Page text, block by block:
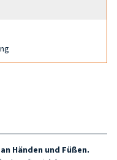
Händen und Füßen.